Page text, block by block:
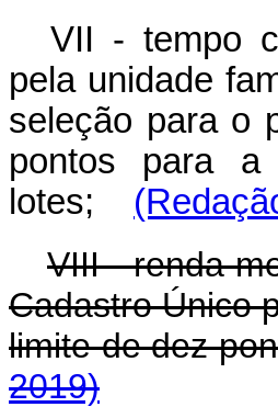
VII - tempo
pela unidade
seleção para o
pontos para a
lotes;
VIII - renda
Cadastro Único
limite de dez
2019)